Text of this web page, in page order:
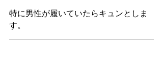
特に男性が履いていたらキュンとしま
す。